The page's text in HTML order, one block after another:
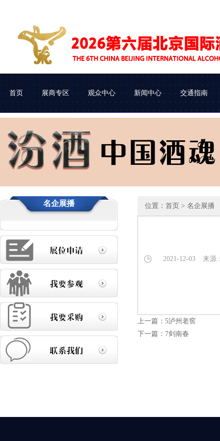
首页
展会介绍 组织机构
展商专区
参展申请 参展流程
车辆进馆
观众中心
企业查询 观众类别
新闻中心 交通指南
名企展播 位置： 首页 > 名企展播
2021-12-03 来源
上一篇： 5泸州老窖
下一篇： 7剑南春